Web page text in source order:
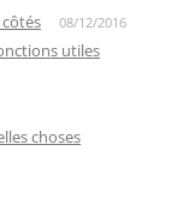
côtés 08/12/2016
utiles
choses